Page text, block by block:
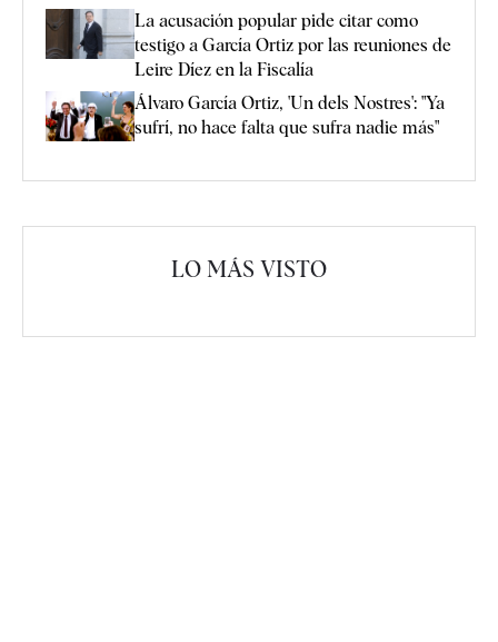
La acusación popular pide citar como
testigo a García Ortiz por las reuniones de
Leire Díez en la Fiscalía
Álvaro García Ortiz, 'Un dels Nostres': "Ya
sufrí, no hace falta que sufra nadie más"
LO MÁS VISTO